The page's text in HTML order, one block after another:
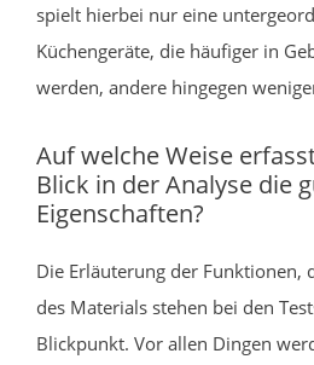
spielt hierbei nur eine
Küchengeräte, die häufiger in
werden, andere hingegen
Auf welche Weise
Blick in der Analyse die
Eigenschaften?
Die Erläuterung der Funktionen,
des Materials stehen bei den
Blickpunkt. Vor allen Dingen